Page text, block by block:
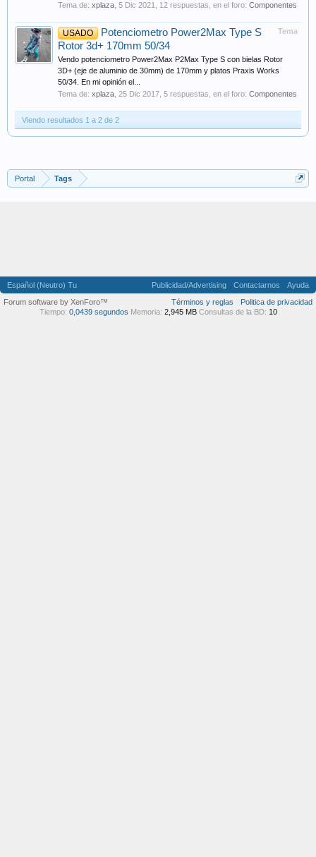
Tema de: xplaza 5 Dic 2021 , 12 respuestas, en el foro: Componentes
Tema
USADO
Potenciometro Power2Max Type S
Rotor 3d+ 170mm 50/34
Vendo potenciometro Power2Max P2Max Type S con bielas Rotor
3D+ (eje de aluminio de 30mm) de 170mm y platos Praxis Works
50/34. En mi opinión el...
Tema de: xplaza 25 Dic 2017 , 5 respuestas, en el foro: Componentes
Viendo resultados 1 a 2 de 2
Portal Tags
Español (Neutro) Tu Publicidad/Advertising Contactarnos
Ayuda
Términos y reglas
Politica de privacidad
Forum software by XenForo™
Tiempo: 0,0439 segundos Memoria: 2,945 MB Consultas de la BD: 10